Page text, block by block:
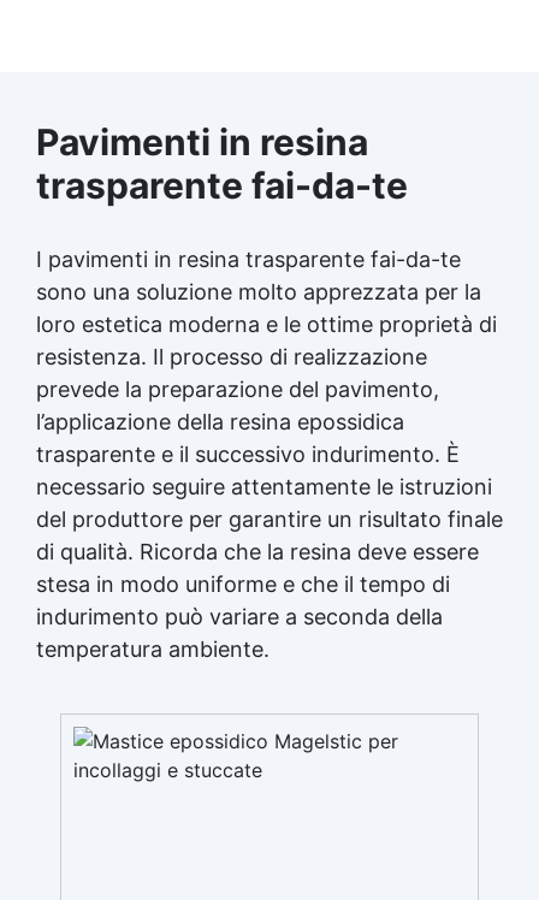
Pavimenti in resina
trasparente fai-da-te
I pavimenti in resina trasparente fai-da-te
sono una soluzione molto apprezzata per la
loro estetica moderna e le ottime proprietà di
resistenza. Il processo di realizzazione
prevede la preparazione del pavimento,
l’applicazione della resina epossidica
trasparente e il successivo indurimento. È
necessario seguire attentamente le istruzioni
del produttore per garantire un risultato finale
di qualità. Ricorda che la resina deve essere
stesa in modo uniforme e che il tempo di
indurimento può variare a seconda della
temperatura ambiente.